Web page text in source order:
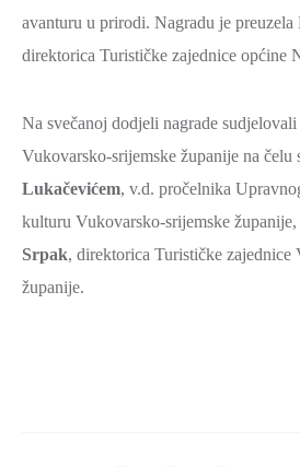
avanturu u prirodi. Nagradu je
direktorica Turističke zajednice općine
Na svečanoj dodjeli nagrade
Vukovarsko-srijemske županije na čelu
Lukačevićem, v.d. pročelnika
kulturu Vukovarsko-srijemske županije,
Srpak, direktorica Turističke zajednice
županije.